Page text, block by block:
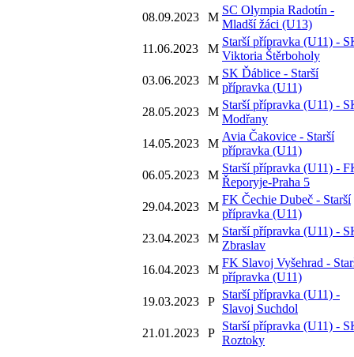
08.09.2023
M
SC Olympia Radotín -
Mladší žáci (U13)
11.06.2023
M
Starší přípravka (U11) -
Viktoria Štěrboholy
03.06.2023
M
SK Ďáblice - Starší
přípravka (U11)
28.05.2023
M
Starší přípravka (U11) -
Modřany
14.05.2023
M
Avia Čakovice - Starší
přípravka (U11)
06.05.2023
M
Starší přípravka (U11) -
Řeporyje-Praha 5
29.04.2023
M
FK Čechie Dubeč - Starší
přípravka (U11)
23.04.2023
M
Starší přípravka (U11) -
Zbraslav
16.04.2023
M
FK Slavoj Vyšehrad -
přípravka (U11)
19.03.2023
P
Starší přípravka (U11) -
Slavoj Suchdol
21.01.2023
P
Starší přípravka (U11) -
Roztoky